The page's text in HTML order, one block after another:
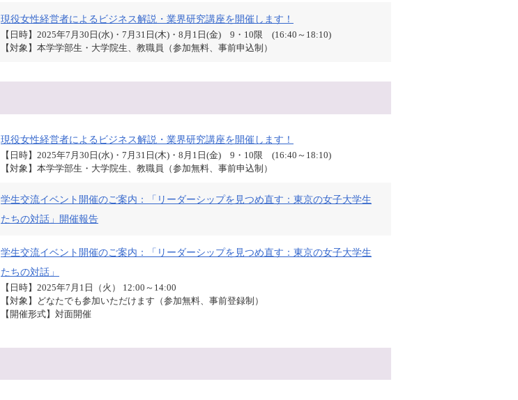
現役女性経営者によるビジネス解説・業界研究講座を開催します！
【日時】2025年7月30日(水)・7月31日(木)・8月1日(金) 9・10限 (16:40～18:10)
【対象】本学学部生・大学院生、教職員（参加無料、事前申込制）
現役女性経営者によるビジネス解説・業界研究講座を開催します！
【日時】2025年7月30日(水)・7月31日(木)・8月1日(金) 9・10限 (16:40～18:10)
【対象】本学学部生・大学院生、教職員（参加無料、事前申込制）
学生交流イベント開催のご案内：「リーダーシップを見つめ直す：東京の女子大学生
たちの対話」開催報告
学生交流イベント開催のご案内：「リーダーシップを見つめ直す：東京の女子大学生
たちの対話」
【日時】2025年7月1日（火） 12:00～14:00
【対象】どなたでも参加いただけます（参加無料、事前登録制）
【開催形式】対面開催